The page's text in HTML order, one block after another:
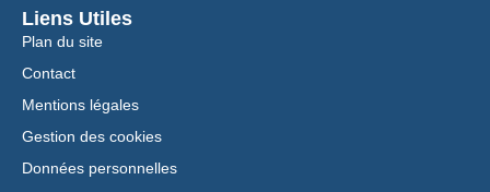
Liens Utiles
Plan du site
Contact
Mentions légales
Gestion des cookies
Données personnelles